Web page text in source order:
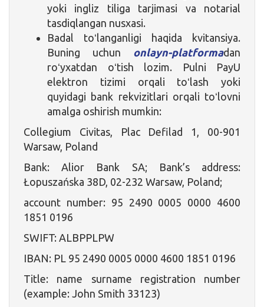
yoki ingliz tiliga tarjimasi va notarial
tasdiqlangan nusxasi.
Badal toʻlanganligi haqida kvitansiya.
Buning uchun onlayn-platformadan
roʻyxatdan oʻtish lozim. Pulni PayU
elektron tizimi orqali toʻlash yoki
quyidagi bank rekvizitlari orqali toʻlovni
amalga oshirish mumkin:
Collegium Civitas, Plac Defilad 1, 00-901
Warsaw, Poland
Bank: Alior Bank SA; Bank’s address:
Łopuszańska 38D, 02-232 Warsaw, Poland;
account number: 95 2490 0005 0000 4600
1851 0196
SWIFT: ALBPPLPW
IBAN: PL 95 2490 0005 0000 4600 1851 0196
Title: name surname registration number
(example: John Smith 33123)